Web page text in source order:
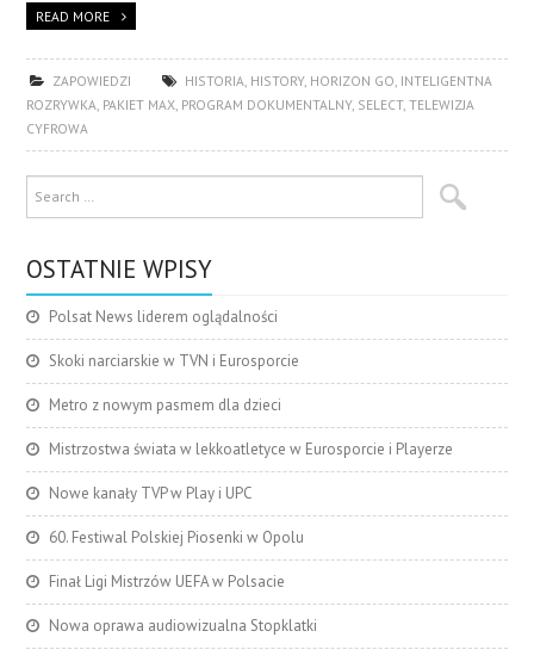
READ MORE
ZAPOWIEDZI HISTORIA, HISTORY, HORIZON GO, INTELIGENTNA
ROZRYWKA, PAKIET MAX, PROGRAM DOKUMENTALNY, SELECT,TELEWIZJA
CYFROWA
OSTATNIE WPISY
Polsat News liderem oglądalności
Skoki narciarskie w TVN i Eurosporcie
Metro z nowym pasmem dla dzieci
Mistrzostwa świata w lekkoatletyce w Eurosporcie i Playerze
Nowe kanały TVP w Play i UPC
60. Festiwal Polskiej Piosenki w Opolu
Finał Ligi Mistrzów UEFA w Polsacie
Nowa oprawa audiowizualna Stopklatki